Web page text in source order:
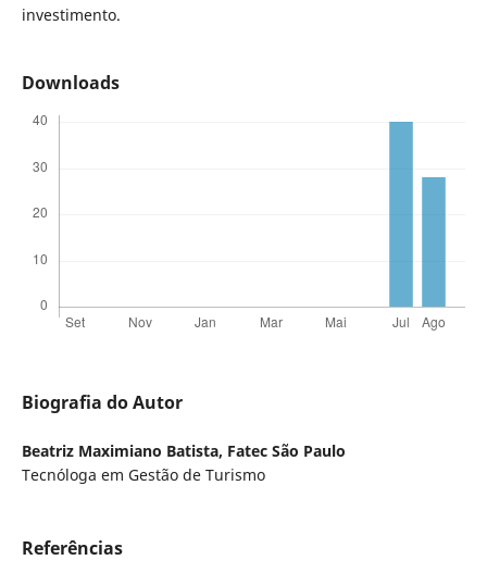
investimento.
Downloads
Biografia do Autor
Beatriz Maximiano Batista, Fatec São Paulo
Tecnóloga em Gestão de Turismo
Referências